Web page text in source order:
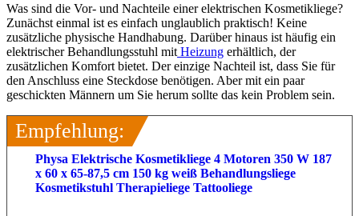
Was sind die Vor- und Nachteile einer elektrischen Kosmetikliege?
Zunächst einmal ist es einfach unglaublich praktisch! Keine
zusätzliche physische Handhabung. Darüber hinaus ist häufig ein
elektrischer Behandlungsstuhl mit Heizung erhältlich, der
zusätzlichen Komfort bietet. Der einzige Nachteil ist, dass Sie für
den Anschluss eine Steckdose benötigen. Aber mit ein paar
geschickten Männern um Sie herum sollte das kein Problem sein.
Empfehlung:
Physa Elektrische Kosmetikliege 4 Motoren 350 W 187
x 60 x 65-87,5 cm 150 kg weiß Behandlungsliege
Kosmetikstuhl Therapieliege Tattooliege